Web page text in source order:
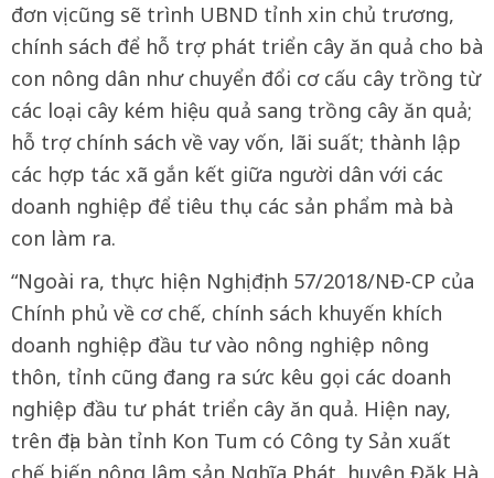
đơn vị cũng sẽ trình UBND tỉnh xin chủ trương,
chính sách để hỗ trợ phát triển cây ăn quả cho bà
con nông dân như chuyển đổi cơ cấu cây trồng từ
các loại cây kém hiệu quả sang trồng cây ăn quả;
hỗ trợ chính sách về vay vốn, lãi suất; thành lập
các hợp tác xã gắn kết giữa người dân với các
doanh nghiệp để tiêu thụ các sản phẩm mà bà
con làm ra.
“Ngoài ra, thực hiện Nghị định 57/2018/NĐ-CP của
Chính phủ về cơ chế, chính sách khuyến khích
doanh nghiệp đầu tư vào nông nghiệp nông
thôn, tỉnh cũng đang ra sức kêu gọi các doanh
nghiệp đầu tư phát triển cây ăn quả. Hiện nay,
trên địa bàn tỉnh Kon Tum có Công ty Sản xuất
chế biến nông lâm sản Nghĩa Phát, huyện Đăk Hà